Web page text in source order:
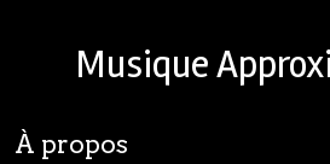
Musique
À propos